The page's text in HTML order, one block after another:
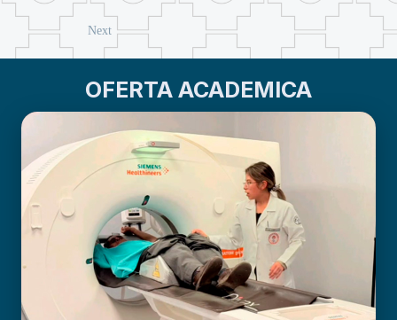
Next
OFERTA ACADEMICA